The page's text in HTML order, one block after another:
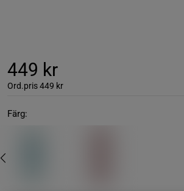
449 kr
Ord.pris449 kr
Färg: